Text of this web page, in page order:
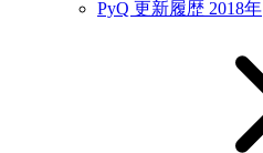
PyQ 更新履歴 2018年